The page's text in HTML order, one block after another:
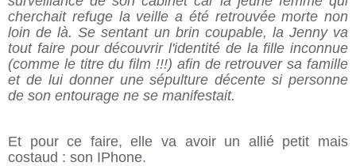
cherchait refuge la veille a été retrouvée morte non
loin de là. Se sentant un brin coupable, la Jenny va
tout faire pour découvrir l'identité de la fille inconnue
(comme le titre du film !!!) afin de retrouver sa famille
et de lui donner une sépulture décente si personne
de son entourage ne se manifestait.
Et pour ce faire, elle va avoir un allié petit mais
costaud : son IPhone.